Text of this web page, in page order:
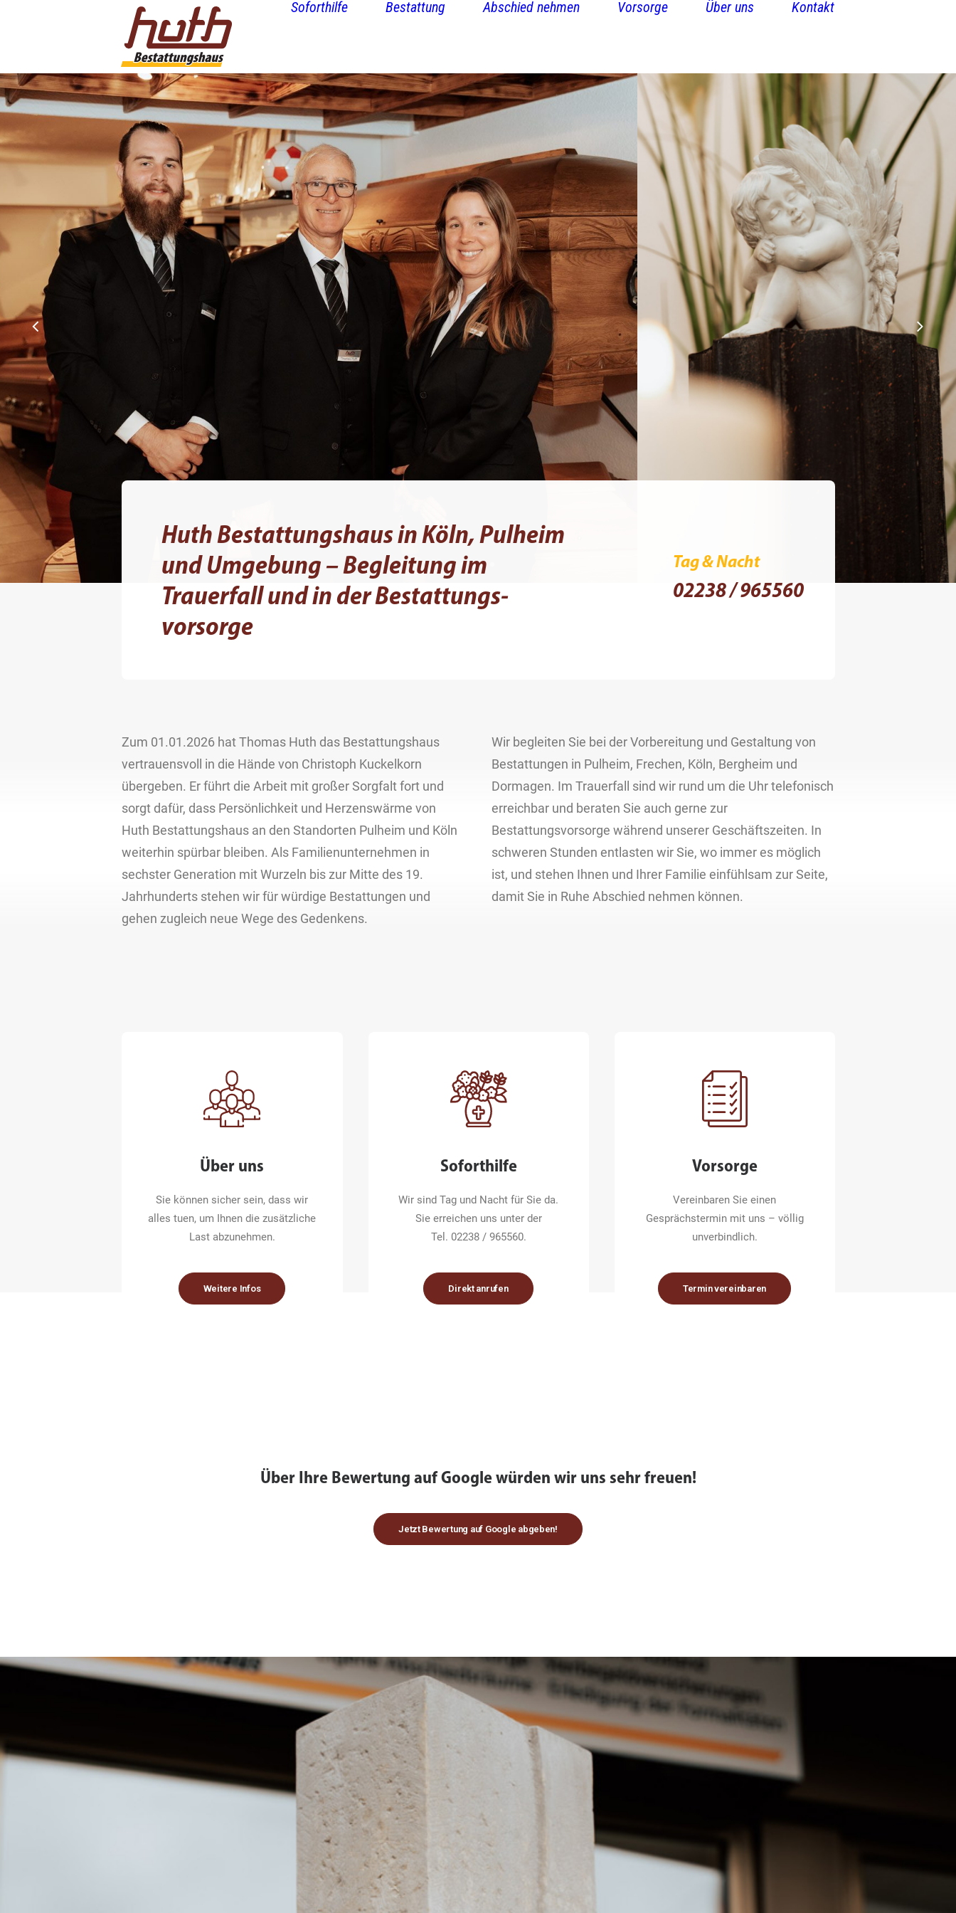
Soforthilfe Bestattung Abschied nehmen Vorsorge Über uns Kontakt
Huth Bestattungshausin Köln, Pulheim
und Umgebung – Begleitung im
Trauerfall und in der Bestattungs­­
vorsorge
Tag & Nacht
02238 / 965560
Zum 01.01.2026 hat Thomas Huth das Bestattungshaus
vertrauensvoll in die Hände von Christoph Kuckelkorn
übergeben. Er führt die Arbeit mit großer Sorgfalt fort und
sorgt dafür, dass Persönlichkeit und Herzenswärme von
Huth Bestattungshaus an den Standorten Pulheim und Köln
weiterhin spürbar bleiben. Als Familienunternehmen in
sechster Generation mit Wurzeln bis zur Mitte des 19.
Jahrhunderts stehen wir für würdige Bestattungen und
gehen zugleich neue Wege des Gedenkens.
Wir begleiten Sie bei der Vorbereitung und Gestaltung von
Bestattungen in Pulheim, Frechen, Köln, Bergheim und
Dormagen. Im Trauerfall sind wir rund um die Uhr telefonisch
erreichbar und beraten Sie auch gerne zur
Bestattungsvorsorge während unserer Geschäftszeiten. In
schweren Stunden entlasten wir Sie, wo immer es möglich
ist, und stehen Ihnen und Ihrer Familie einfühlsam zur Seite,
damit Sie in Ruhe Abschied nehmen können.
Über uns
Sie können sicher sein, dass wir
alles tuen, um Ihnen die zusätzliche
Last abzunehmen.
Weitere Infos
Soforthilfe
Wir sind Tag und Nacht für Sie da.
Sie erreichen uns unter der
Tel. 02238 / 965560.
Direkt anrufen
Vorsorge
Vereinbaren Sie einen
Gesprächstermin mit uns – völlig
unverbindlich.
Termin vereinbaren
Über Ihre Bewertung auf Google würden wir uns sehr freuen!
Jetzt Bewertung auf Google abgeben!